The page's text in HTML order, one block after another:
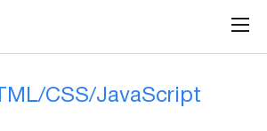
CSS/JavaScript